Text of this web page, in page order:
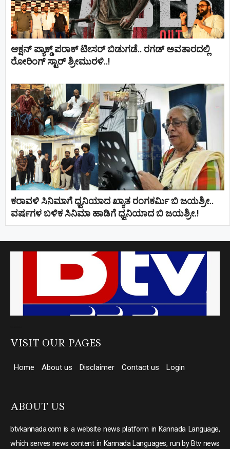
ಆಕ್ಷನ್ ಪ್ಯಾಕ್ಡ್ ಪರಾಕ್ ಟೀಸರ್ ಬಿಡುಗಡೆ.. ರಗಡ್ ಅವತಾರದಲ್ಲಿ
ರೋರಿಂಗ್ ಸ್ಟಾರ್ ಶ್ರೀಮುರಳಿ..!
ಕರಾವಳಿ ಸಿನಿಮಾಗೆ ಧ್ವನಿಯಾದ ಖ್ಯಾತ ರಂಗಕರ್ಮಿ ಬಿ ಜಯಶ್ರೀ..
ವರ್ಷಗಳ ಬಳಿಕ ಸಿನಿಮಾ ಹಾಡಿಗೆ ಧ್ವನಿಯಾದ ಬಿ ಜಯಶ್ರೀ.!
VISIT OUR PAGES
Home About us Disclaimer Contact us Login
ABOUT US
btvkannada.com is a website news platform in Kannada Language,
which serves news content in Kannada Languages, run by Btv news